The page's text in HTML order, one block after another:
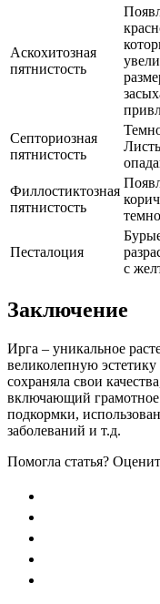
Аскохитозная
пятнистость
Септориозная
пятнистость
Филлостиктозная
пятнистость
Песталоция
с
Заключение
Ирга – уникальное
великолепную
сохраняла свои
включающий
подкормки,
заболеваний и т.д.
Помогла статья?